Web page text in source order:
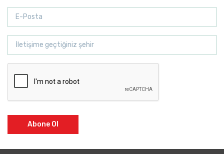
Abone Ol